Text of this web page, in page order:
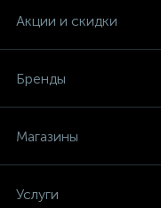
Акции и скидки
Бренды
Магазины
Услуги